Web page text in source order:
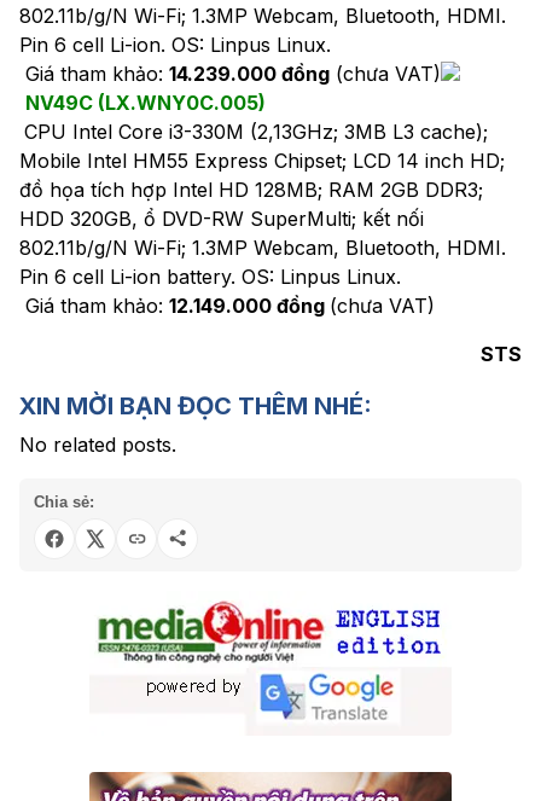
802.11b/g/N Wi-Fi; 1.3MP Webcam, Bluetooth, HDMI.
Pin 6 cell Li-ion. OS: Linpus Linux.
Giá tham khảo: 14.239.000 đồng (chưa VAT)
NV49C (LX.WNY0C.005)
CPU Intel Core i3-330M (2,13GHz; 3MB L3 cache);
Mobile Intel HM55 Express Chipset; LCD 14 inch HD;
đồ họa tích hợp Intel HD 128MB; RAM 2GB DDR3;
HDD 320GB, ổ DVD-RW SuperMulti; kết nối
802.11b/g/N Wi-Fi; 1.3MP Webcam, Bluetooth, HDMI.
Pin 6 cell Li-ion battery. OS: Linpus Linux.
Giá tham khảo: 12.149.000 đồng (chưa VAT)
STS
XIN MỜI BẠN ĐỌC THÊM NHÉ:
No related posts.
Chia sẻ: